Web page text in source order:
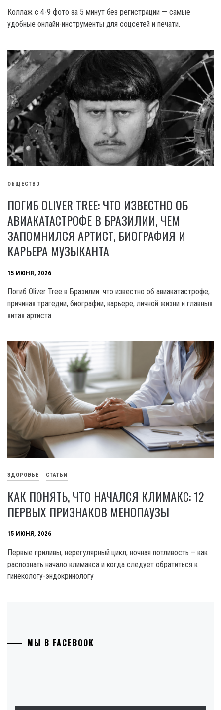
Коллаж с 4-9 фото за 5 минут без регистрации — самые
удобные онлайн-инструменты для соцсетей и печати.
ОБЩЕСТВО
ПОГИБ OLIVER TREE: ЧТО ИЗВЕСТНО ОБ
АВИАКАТАСТРОФЕ В БРАЗИЛИИ, ЧЕМ
ЗАПОМНИЛСЯ АРТИСТ, БИОГРАФИЯ И
КАРЬЕРА МУЗЫКАНТА
15 ИЮНЯ, 2026
Погиб Oliver Tree в Бразилии: что известно об авиакатастрофе,
причинах трагедии, биографии, карьере, личной жизни и главных
хитах артиста.
ЗДОРОВЬЕ СТАТЬИ
КАК ПОНЯТЬ, ЧТО НАЧАЛСЯ КЛИМАКС: 12
ПЕРВЫХ ПРИЗНАКОВ МЕНОПАУЗЫ
15 ИЮНЯ, 2026
Первые приливы, нерегулярный цикл, ночная потливость – как
распознать начало климакса и когда следует обратиться к
гинекологу-эндокринологу
МЫ В FACEBOOK